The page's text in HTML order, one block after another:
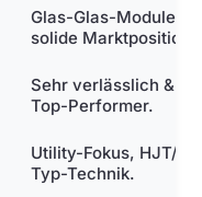
Glas-Glas-Module,
solide Marktposition.
Sehr verlässlich &
Top-Performer.
Utility-Fokus, HJT/N-
Typ-Technik.